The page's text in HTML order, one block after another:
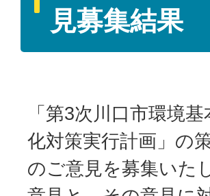
見募集結果
「第3次川口市環境
化対策実行計画」の
のご意見を募集いた